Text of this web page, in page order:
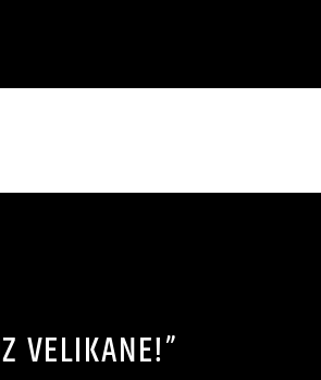
VELIKANE!”